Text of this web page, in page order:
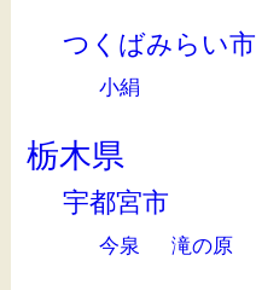
つくばみらい市
小絹
栃木県
宇都宮市
今泉 滝の原